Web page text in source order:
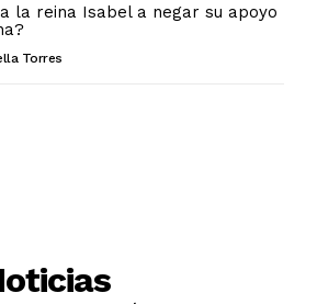
la reina Isabel a negar su apoyo
Torres